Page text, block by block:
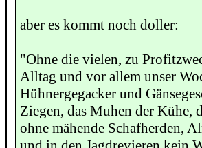
aber es kommt noch doller:
"Ohne die vielen, zu
Alltag und vor allem unser
Hühnergegacker und
Ziegen, das Muhen der Kühe,
ohne mähende Schafherden,